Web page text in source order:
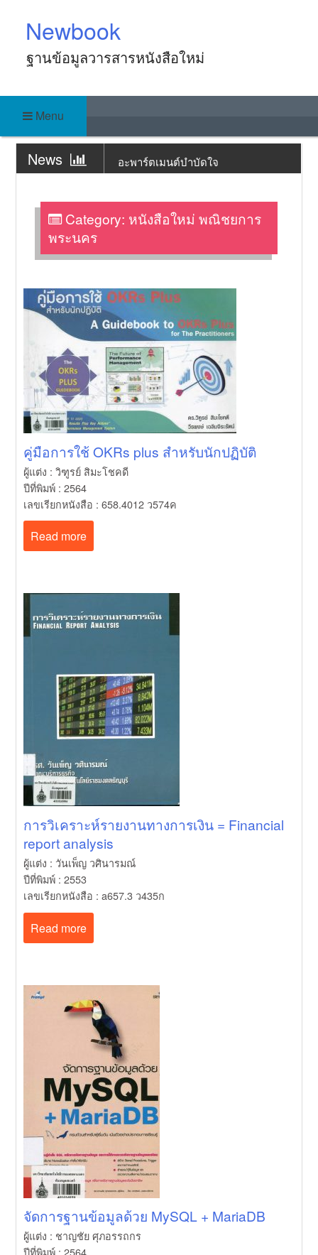
contentNewbook
ฐานข้อมูลวารสารหนังสือใหม่
Menu
News อะพาร์ตเมนต์บำบัดใจ
News
ร้านกาแฟจันทร์เต็มดวงในคืนที่จันทร์
News
แกงกะหรี่สูตรลับกับปริศนาในคาเฟ่
News คดีฆาตกรรมนักทำขนมแห่งเกียวโต
News เมื่อจิตวิทยาทำให้คนรักกัน
News ชิวิตเรามีแค่สี่พันสัปดาห์
News มีใครคนหนึ่งพร้อมจะนั่งข้างเธอเสมอ
Category: หนังสือใหม่ พณิชยการ
พระนคร
คู่มือการใช้ OKRs plus สำหรับนักปฏิบัติ
ผู้แต่ง : วิฑูรย์ สิมะโชคดี
ปีที่พิมพ์ : 2564
เลขเรียกหนังสือ : 658.4012 ว574ค
Read more
การวิเคราะห์รายงานทางการเงิน = Financial
report analysis
ผู้แต่ง : วันเพ็ญ วศินารมณ์
ปีที่พิมพ์ : 2553
เลขเรียกหนังสือ : a657.3 ว435ก
Read more
จัดการฐานข้อมูลด้วย MySQL + MariaDB
ผู้แต่ง : ชาญชัย ศุภอรรถกร